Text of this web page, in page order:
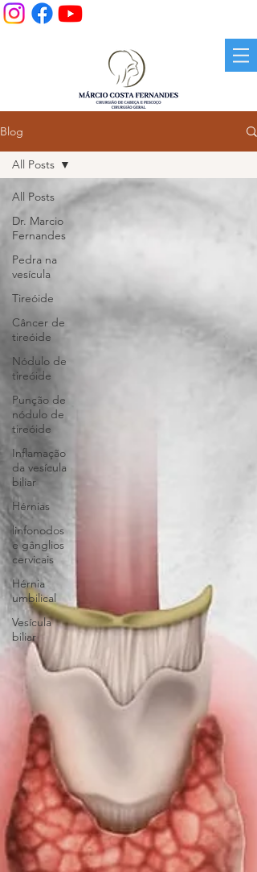
Blog
All Posts
Dr. Marcio
Fernandes
Pedra na
vesícula
Tireóide
Câncer de
tireóide
Nódulo de
tireóide
Punção de
nódulo de
tireóide
Inflamação
da vesícula
biliar
Hérnias
linfonodos
e gânglios
cervicais
Hérnia
umbilical
Vesícula
biliar
All Posts